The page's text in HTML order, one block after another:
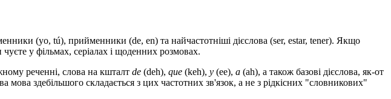
(yo, tú), прийменники (de, en) та найчастотніші дієслова (ser, estar, tener). Якщо
у фільмах, серіалах і щоденних розмовах.
реченні, слова на кшталт de (deh), que (keh), y (ee), a (ah), а також базові дієслова, як-от
здебільшого складається з цих частотних зв'язок, а не з рідкісних "словникових"